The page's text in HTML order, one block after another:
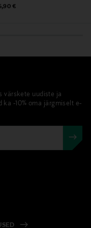
Price
€
värskete uudiste ja
-10% oma järgmiselt e-